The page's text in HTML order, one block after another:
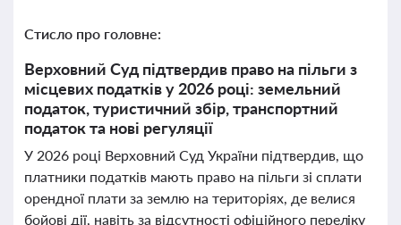
Стисло про головне:
Верховний Суд підтвердив право на пільги з
місцевих податків у 2026 році: земельний
податок, туристичний збір, транспортний
податок та нові регуляції
У 2026 році Верховний Суд України підтвердив, що
платники податків мають право на пільги зі сплати
орендної плати за землю на територіях, де велися
бойові дії, навіть за відсутності офіційного переліку